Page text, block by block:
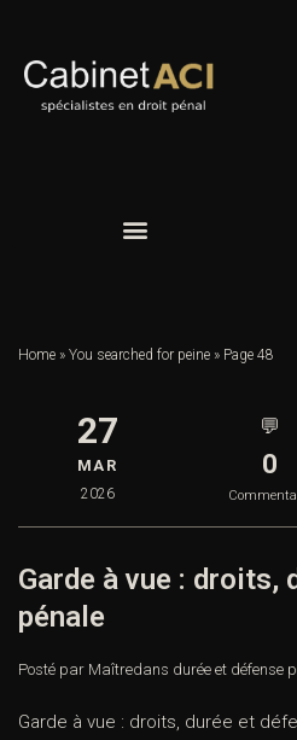
Home » You searched for peine » Page 48
27
MAR
2026
💬
0
Garde à vue : droits,
pénale
Posté par Maîtredans durée et défense
Garde à vue : droits, durée et